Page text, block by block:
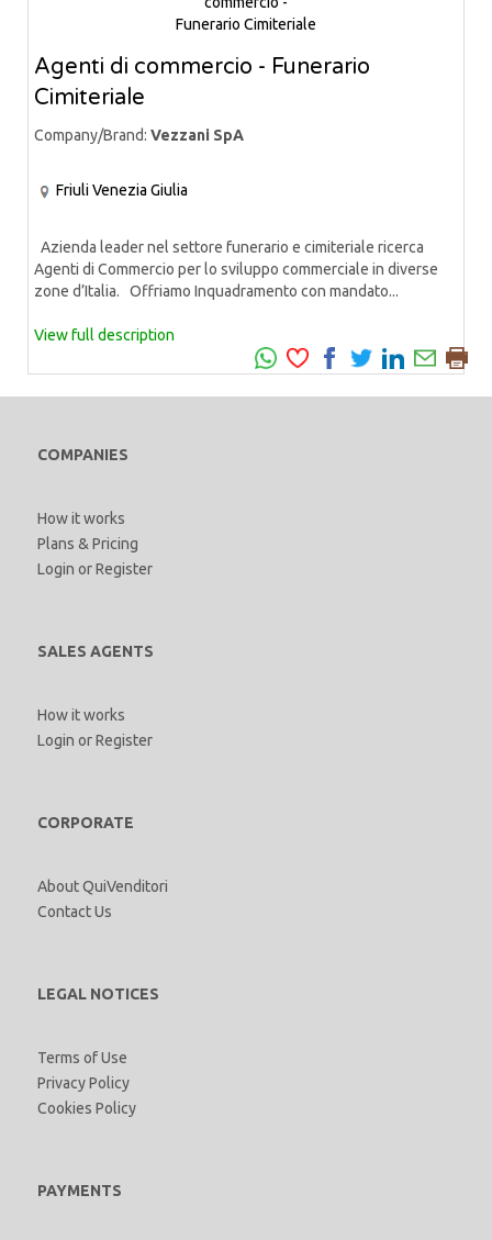
Agenti di commercio - Funerario
Cimiteriale
Company/Brand: Vezzani SpA
Friuli Venezia Giulia
Azienda leader nel settore funerario e cimiteriale ricerca
Agenti di Commercio per lo sviluppo commerciale in diverse
zone d’Italia. Offriamo Inquadramento con mandato...
View full description
COMPANIES
How it works
Plans & Pricing
Login orRegister
SALES AGENTS
How it works
Login orRegister
CORPORATE
About QuiVenditori
Contact Us
LEGAL NOTICES
Terms of Use
Privacy Policy
Cookies Policy
PAYMENTS